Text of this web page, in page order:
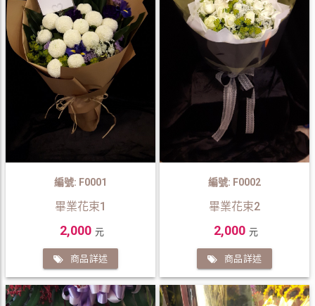
編號: F0001
畢業花束1
2,000 元
商品詳述
編號: F0002
畢業花束2
2,000 元
商品詳述